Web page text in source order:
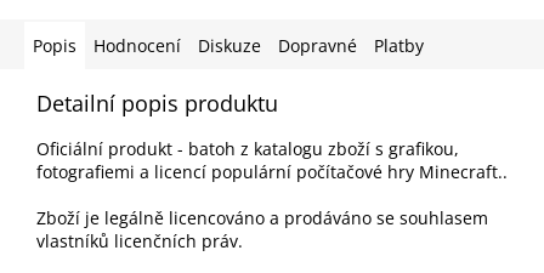
Popis Hodnocení Diskuze Dopravné Platby
Detailní popis produktu
Oficiální produkt - batoh z katalogu zboží s grafikou,
fotografiemi a licencí populární počítačové hry Minecraft..
Zboží je legálně licencováno a prodáváno se souhlasem
vlastníků licenčních práv.